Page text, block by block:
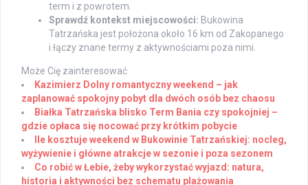
term i z powrotem.
Sprawdź kontekst miejscowości: Bukowina
Tatrzańska jest położona około 16 km od Zakopanego
i łączy znane termy z aktywnościami poza nimi.
Może Cię zainteresować
Kazimierz Dolny romantyczny weekend – jak
zaplanować spokojny pobyt dla dwóch osób bez chaosu
Białka Tatrzańska blisko Term Bania czy spokojniej –
gdzie opłaca się nocować przy krótkim pobycie
Ile kosztuje weekend w Bukowinie Tatrzańskiej: nocleg,
wyżywienie i główne atrakcje w sezonie i poza sezonem
Co robić w Łebie, żeby wykorzystać wyjazd: natura,
historia i aktywności bez schematu plażowania